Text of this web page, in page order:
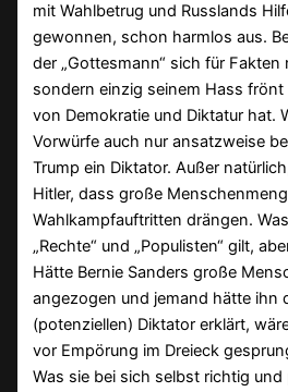
mit Wahlbetrug und Russlands
gewonnen, schon harmlos aus.
der „Gottesmann“ sich für
sondern einzig seinem Hass
von Demokratie und Diktatur hat.
Vorwürfe auch nur ansatzweise
Trump ein Diktator. Außer
Hitler, dass große
Wahlkampfauftritten drängen.
„Rechte“ und „Populisten“ gilt,
Hätte Bernie Sanders große
angezogen und jemand hätte ihn
(potenziellen) Diktator erklärt,
vor Empörung im Dreieck
Was sie bei sich selbst richtig